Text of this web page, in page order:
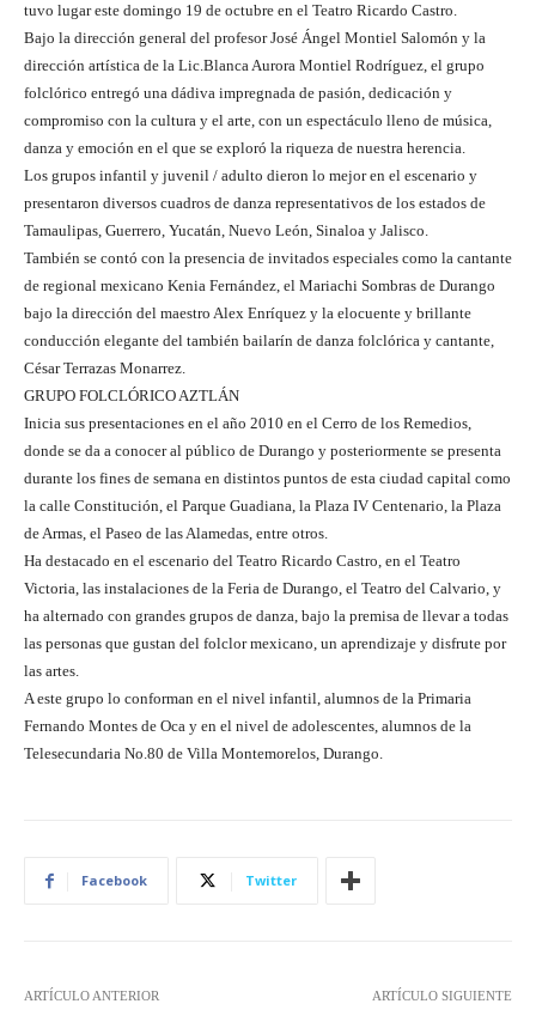
tuvo lugar este domingo 19 de octubre en el Teatro Ricardo Castro.
Bajo la dirección general del profesor José Ángel Montiel Salomón y la
dirección artística de la Lic.Blanca Aurora Montiel Rodríguez, el grupo
folclórico entregó una dádiva impregnada de pasión, dedicación y
compromiso con la cultura y el arte, con un espectáculo lleno de música,
danza y emoción en el que se exploró la riqueza de nuestra herencia.
Los grupos infantil y juvenil / adulto dieron lo mejor en el escenario y
presentaron diversos cuadros de danza representativos de los estados de
Tamaulipas, Guerrero, Yucatán, Nuevo León, Sinaloa y Jalisco.
También se contó con la presencia de invitados especiales como la cantante
de regional mexicano Kenia Fernández, el Mariachi Sombras de Durango
bajo la dirección del maestro Alex Enríquez y la elocuente y brillante
conducción elegante del también bailarín de danza folclórica y cantante,
César Terrazas Monarrez.
GRUPO FOLCLÓRICO AZTLÁN
Inicia sus presentaciones en el año 2010 en el Cerro de los Remedios,
donde se da a conocer al público de Durango y posteriormente se presenta
durante los fines de semana en distintos puntos de esta ciudad capital como
la calle Constitución, el Parque Guadiana, la Plaza IV Centenario, la Plaza
de Armas, el Paseo de las Alamedas, entre otros.
Ha destacado en el escenario del Teatro Ricardo Castro, en el Teatro
Victoria, las instalaciones de la Feria de Durango, el Teatro del Calvario, y
ha alternado con grandes grupos de danza, bajo la premisa de llevar a todas
las personas que gustan del folclor mexicano, un aprendizaje y disfrute por
las artes.
A este grupo lo conforman en el nivel infantil, alumnos de la Primaria
Fernando Montes de Oca y en el nivel de adolescentes, alumnos de la
Telesecundaria No.80 de Villa Montemorelos, Durango.
Facebook Twitter
ARTÍCULO ANTERIOR ARTÍCULO SIGUIENTE